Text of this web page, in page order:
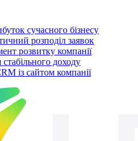
сучасного бізнесу
розподіл заявок
розвитку компанії
доходу
із сайтом компанії